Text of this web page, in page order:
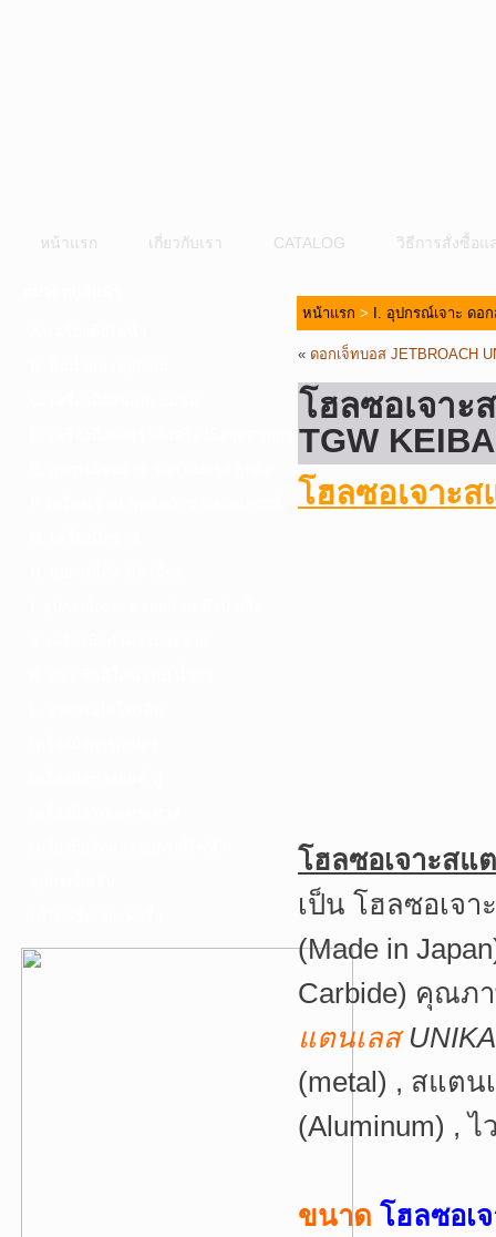
หน้าแรก เกี่ยวกับเรา CATALOG วิธีการสั่งซื้อแ
D. เครื่องมือก่อสร้าง-เครื่องมืออุตสาหกรรม
หน้าแรก > I. อุปกรณ์เจาะ ดอ
« ดอกเจ็ทบอส JETBROACH
โฮลซอเจาะ
TGW KEIBA
โฮลซอเจาะ
โฮลซอเจาะสแ
เป็น โฮลซอเจ
(Made in
Carbide) คุณภ
แตนเลส
(metal) , สแตน
(Aluminum) ,
ขนาด โฮลซอเ